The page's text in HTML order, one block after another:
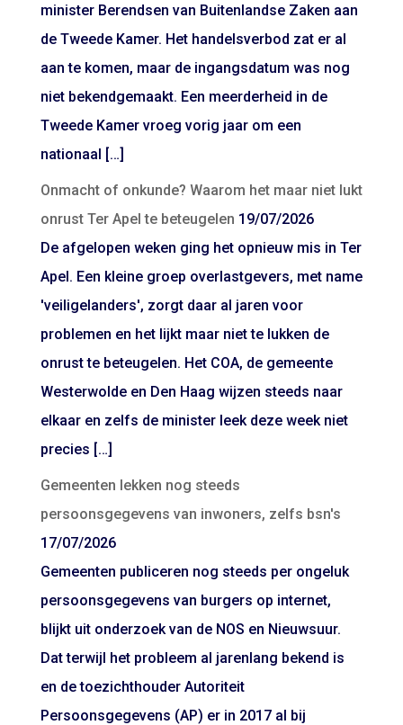
minister Berendsen van Buitenlandse Zaken aan
de Tweede Kamer. Het handelsverbod zat er al
aan te komen, maar de ingangsdatum was nog
niet bekendgemaakt. Een meerderheid in de
Tweede Kamer vroeg vorig jaar om een
nationaal […]
Onmacht of onkunde? Waarom het maar niet lukt
onrust Ter Apel te beteugelen 19/07/2026
De afgelopen weken ging het opnieuw mis in Ter
Apel. Een kleine groep overlastgevers, met name
'veiligelanders', zorgt daar al jaren voor
problemen en het lijkt maar niet te lukken de
onrust te beteugelen. Het COA, de gemeente
Westerwolde en Den Haag wijzen steeds naar
elkaar en zelfs de minister leek deze week niet
precies […]
Gemeenten lekken nog steeds
persoonsgegevens van inwoners, zelfs bsn's
17/07/2026
Gemeenten publiceren nog steeds per ongeluk
persoonsgegevens van burgers op internet,
blijkt uit onderzoek van de NOS en Nieuwsuur.
Dat terwijl het probleem al jarenlang bekend is
en de toezichthouder Autoriteit
Persoonsgegevens (AP) er in 2017 al bij